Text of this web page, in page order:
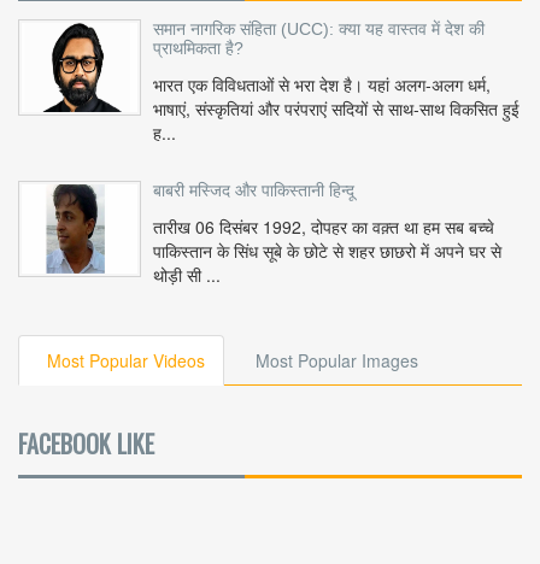
समान नागरिक संहिता (UCC): क्या यह वास्तव में देश की
प्राथमिकता है?
भारत एक विविधताओं से भरा देश है। यहां अलग-अलग धर्म,
भाषाएं, संस्कृतियां और परंपराएं सदियों से साथ-साथ विकसित हुई
ह...
बाबरी मस्जिद और पाकिस्तानी हिन्दू
तारीख 06 दिसंबर 1992, दोपहर का वक़्त था हम सब बच्चे
पाकिस्तान के सिंध सूबे के छोटे से शहर छाछरो में अपने घर से
थोड़ी सी ...
Most Popular Videos Most Popular Images
FACEBOOK LIKE